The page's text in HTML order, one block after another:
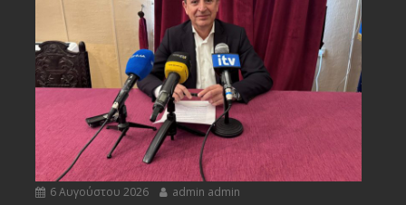
6 Αυγούστου 2026 admin admin